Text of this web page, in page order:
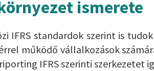
ismerete
IFRS standardok szerint is
működő vállalkozások
IFRS szerinti szerkezetet